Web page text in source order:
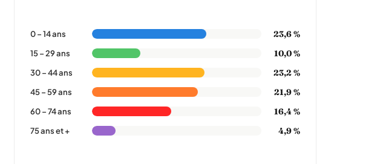
0 – 14 ans 23,6 %
15 – 29 ans 10,0 %
30 – 44 ans 23,2 %
45 – 59 ans 21,9 %
60 – 74 ans 16,4 %
75 ans et + 4,9 %